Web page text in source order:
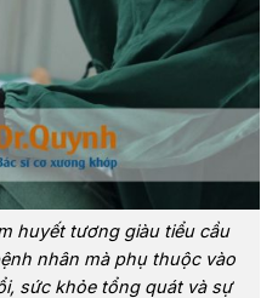
huyết tương giàu tiểu cầu
nhân mà phụ thuộc vào
sức khỏe tổng quát và sự